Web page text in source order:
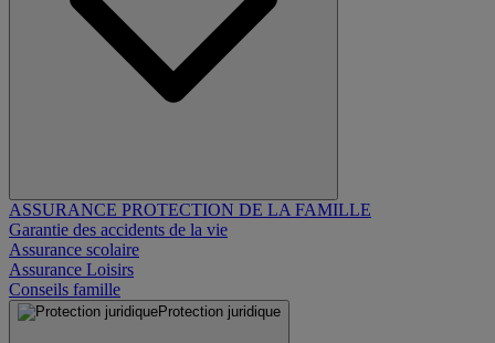
ASSURANCE PROTECTION DE LA FAMILLE
Garantie des accidents de la vie
Assurance scolaire
Assurance Loisirs
Conseils famille
Protection juridique